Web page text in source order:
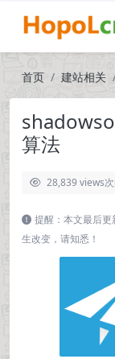
首页 建站相关
算法
28,839 views
提醒：本文最后
生改变，请知悉！